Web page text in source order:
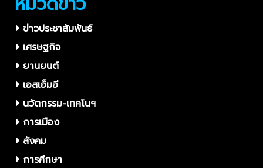
ข่าวประชาสัมพันธ์
เศรษฐกิจ
ยานยนต์
เอสเอ็มอี
นวัตกรรม-เทคโนฯ
การเมือง
สังคม
การศึกษา